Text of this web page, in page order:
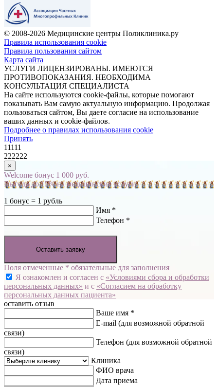
© 2008-2026 Медицинские центры Поликлиника.ру
Правила использования cookie
Правила пользования сайтом
Карта сайта
УСЛУГИ ЛИЦЕНЗИРОВАНЫ. ИМЕЮТСЯ
ПРОТИВОПОКАЗАНИЯ. НЕОБХОДИМА
КОНСУЛЬТАЦИЯ СПЕЦИАЛИСТА
На сайте используются cookie-файлы, которые помогают
показывать Вам самую актуальную информацию. Продолжая
пользоваться сайтом, Вы даете согласие на использование
ваших данных и cookie-файлов.
Подробнее о правилах использования cookie
Принять
11111
222222
×
Welcome бонус 1 000 руб.
Выгода до 15% на медицинские услуги
1 бонус = 1 рубль
Имя *
Телефон *
Оставить заявку
Поля отмеченные * обязательные для заполнения
Я ознакомлен и согласен с «Условиями сбора и обработки
персональных данных» и с «Согласием на обработку
персональных данных пациента»
оставить отзыв
Ваше имя *
E-mail (для возможной обратной
связи)
Телефон (для возможной обратной
связи)
Клиника
ФИО врача
Дата приема